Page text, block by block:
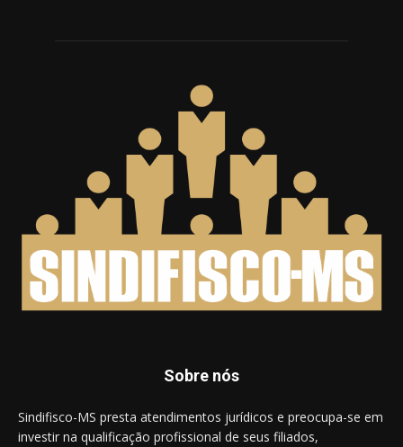
Sobre nós
Sindifisco-MS presta atendimentos jurídicos e preocupa-se em
investir na qualificação profissional de seus filiados,